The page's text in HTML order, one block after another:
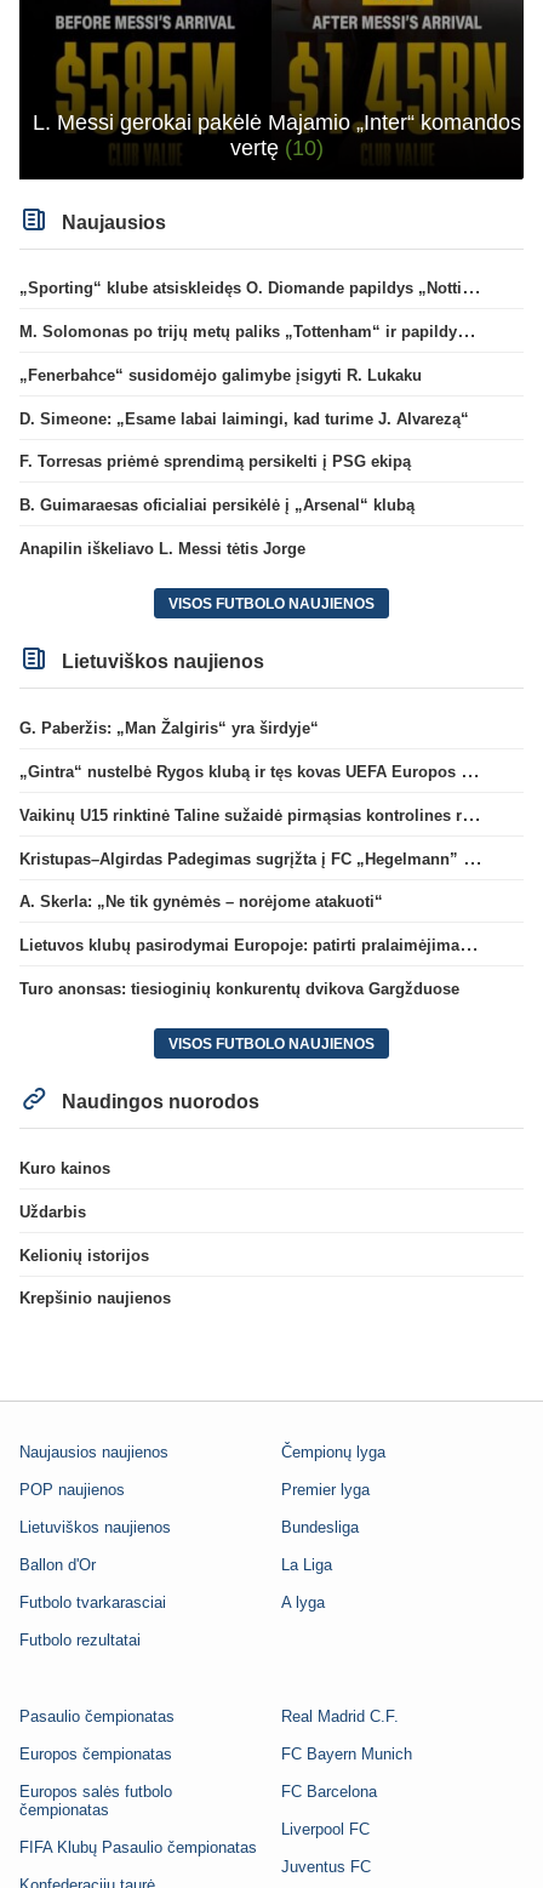
L. Messi gerokai pakėlė Majamio „Inter“ komandos
vertę (10)
Naujausios
„Sporting“ klube atsiskleidęs O. Diomande papildys „Nottingham“ gretas
M. Solomonas po trijų metų paliks „Tottenham“ ir papildys „West Ham“ klubą
„Fenerbahce“ susidomėjo galimybe įsigyti R. Lukaku
D. Simeone: „Esame labai laimingi, kad turime J. Alvarezą“
F. Torresas priėmė sprendimą persikelti į PSG ekipą
B. Guimaraesas oficialiai persikėlė į „Arsenal“ klubą
Anapilin iškeliavo L. Messi tėtis Jorge
VISOS FUTBOLO NAUJIENOS
Lietuviškos naujienos
G. Paberžis: „Man Žalgiris“ yra širdyje“
„Gintra“ nustelbė Rygos klubą ir tęs kovas UEFA Europos taurės atrankoje
Vaikinų U15 rinktinė Taline sužaidė pirmąsias kontrolines rungtynes
Kristupas–Algirdas Padegimas sugrįžta į FC „Hegelmann” B sudėtį
A. Skerla: „Ne tik gynėmės – norėjome atakuoti“
Lietuvos klubų pasirodymai Europoje: patirti pralaimėjimai Kroatijos atstovams
Turo anonsas: tiesioginių konkurentų dvikova Gargžduose
VISOS FUTBOLO NAUJIENOS
Naudingos nuorodos
Kuro kainos
Uždarbis
Kelionių istorijos
Krepšinio naujienos
Naujausios naujienos
POP naujienos
Lietuviškos naujienos
Ballon d'Or
Futbolo tvarkarasciai
Futbolo rezultatai
Čempionų lyga
Premier lyga
Bundesliga
La Liga
A lyga
Pasaulio čempionatas
Europos čempionatas
Europos salės futbolo
čempionatas
FIFA Klubų Pasaulio čempionatas
Real Madrid C.F.
FC Bayern Munich
FC Barcelona
Liverpool FC
Juventus FC